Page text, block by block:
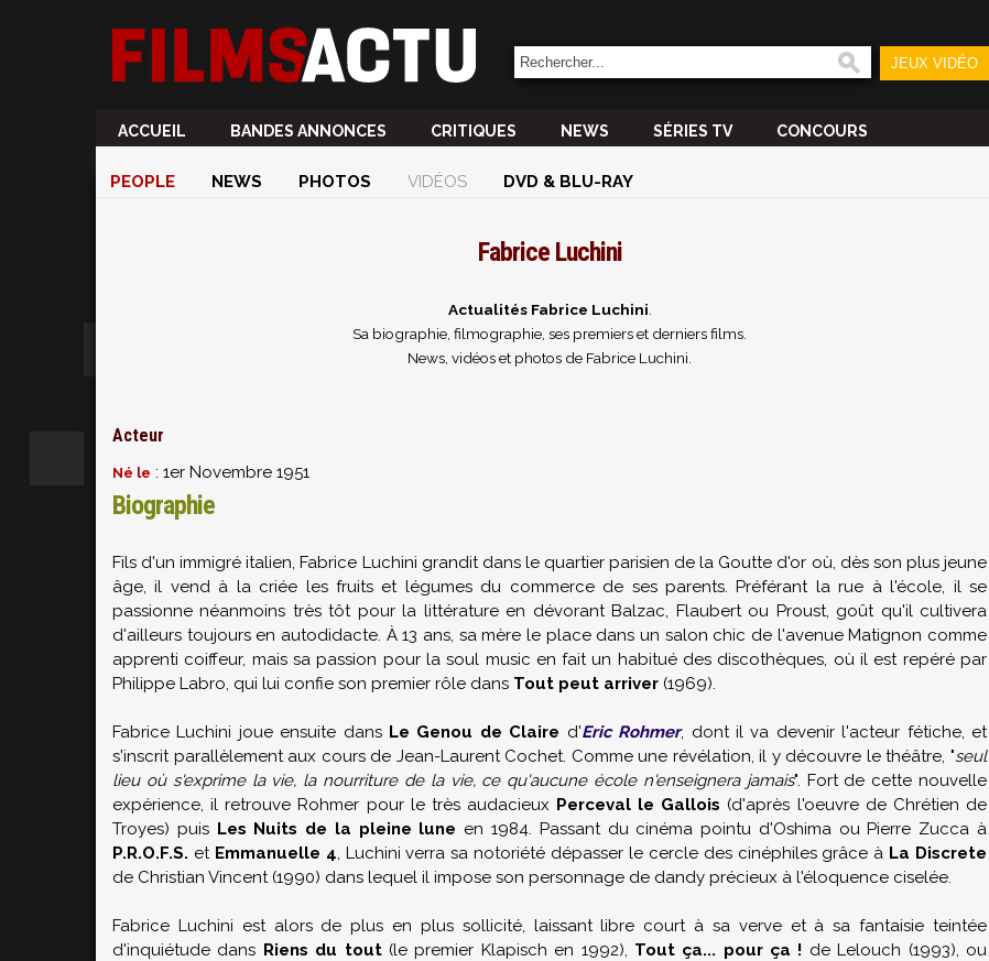
JEUX VIDÉO
ACCUEIL BANDES ANNONCES CRITIQUES NEWS SÉRIES TV CONCOURS
PEOPLE NEWS PHOTOS VIDÉOS DVD & BLU-RAY
Fabrice Luchini
Actualités Fabrice Luchini
Sa biographie, filmographie, ses premiers et derniers films.
News, vidéos et photos de Fabrice Luchini.
Acteur
Né le : 1er Novembre 1951
Biographie
Fils d'un immigré italien, Fabrice Luchini grandit dans le quartier parisien de la Goutte d'or où, dès son plus jeune
âge, il vend à la criée les fruits et légumes du commerce de ses parents. Préférant la rue à l'école, il se
passionne néanmoins très tôt pour la littérature en dévorant Balzac, Flaubert ou Proust, goût qu'il cultivera
d'ailleurs toujours en autodidacte. À 13 ans, sa mère le place dans un salon chic de l'avenue Matignon comme
apprenti coiffeur, mais sa passion pour la soul music en fait un habitué des discothèques, où il est repéré par
Philippe Labro, qui lui confie son premier rôle dans Tout peut arriver (1969).
Fabrice Luchini joue ensuite dans Le Genou de Claire d'Eric Rohmer, dont il va devenir l'acteur fétiche, et
s'inscrit parallèlement aux cours de Jean-Laurent Cochet. Comme une révélation, il y découvre le théâtre, "seul
lieu où s'exprime la vie, la nourriture de la vie, ce qu'aucune école n'enseignera jamais". Fort de cette nouvelle
expérience, il retrouveRohmer pour le très audacieux Perceval le Gallois (d'après l'oeuvre de Chrétien de
Troyes) puis Les Nuits de la pleine lune en 1984. Passant du cinéma pointu d'OshimaouPierre Zucca à
P.R.O.F.S. et Emmanuelle 4, Luchini verra sa notoriété dépasser le cercle des cinéphiles grâce à La Discrete
de Christian Vincent(1990) dans lequel il impose son personnage de dandy précieux à l'éloquence ciselée.
Fabrice Luchini est alors de plus en plus sollicité, laissant libre court à sa verve et à sa fantaisie teintée
d'inquiétude dans Riens du tout(le premier Klapisch en 1992), Tout ça... pour ça ! deLelouch (1993), ou